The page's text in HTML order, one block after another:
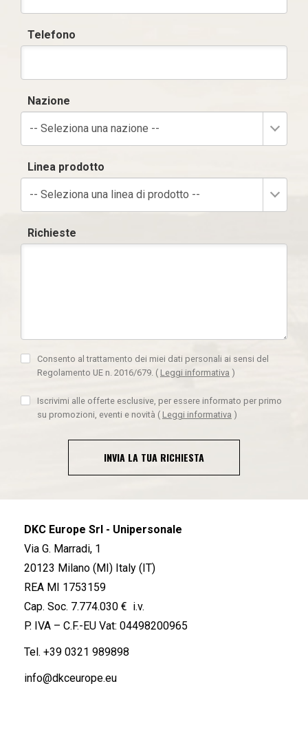
Telefono
Nazione
-- Seleziona una nazione --
Linea prodotto
-- Seleziona una linea di prodotto --
Richieste
Consento al trattamento dei miei dati personali ai sensi del
Regolamento UE n. 2016/679. ( Leggi informativa )
Iscrivimi alle offerte esclusive, per essere informato per primo
su promozioni, eventi e novità ( Leggi informativa )
INVIA LA TUA RICHIESTA
DKC Europe Srl - Unipersonale
Via G. Marradi, 1
20123 Milano (MI) Italy (IT)
REA MI 1753159
Cap. Soc. 7.774.030 € i.v.
P. IVA – C.F.-EU Vat: 04498200965
Tel. +39 0321 989898
info@dkceurope.eu